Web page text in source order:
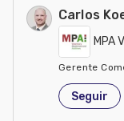
Carlos
MPA
Gerente
Brasil
Seguir